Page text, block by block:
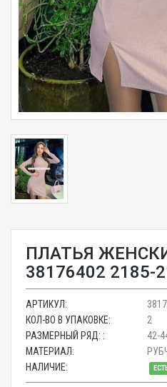
ПЛАТЬЯ
38176402 2185-
АРТИКУЛ:
КОЛ-ВО В УПАКОВКЕ:
2
РАЗМЕРНЫЙ РЯД: :
42-
МАТЕРИАЛ:
НАЛИЧИЕ: